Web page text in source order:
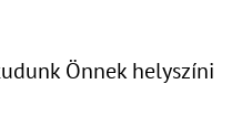
Önnek helyszíni